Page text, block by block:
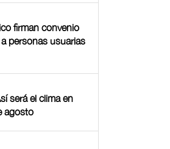
firman convenio
personas usuarias
será el clima en
agosto